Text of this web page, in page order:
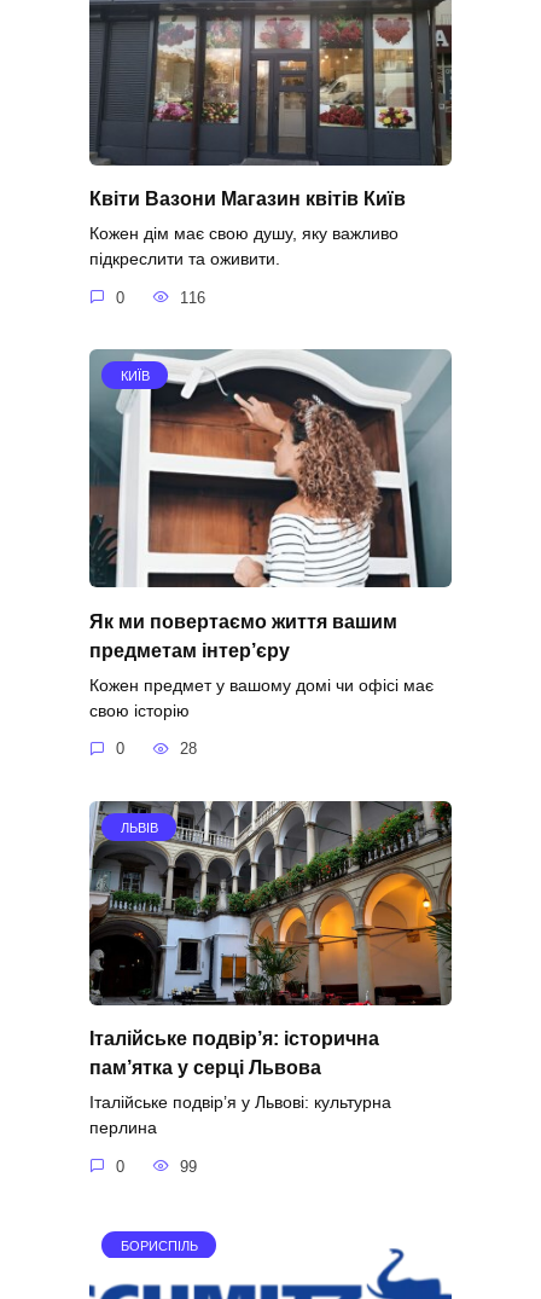
Квіти Вазони Магазин квітів Київ
Кожен дім має свою душу, яку важливо
підкреслити та оживити.
0 116
КИЇВ
Як ми повертаємо життя вашим
предметам інтер’єру
Кожен предмет у вашому домі чи офісі має
свою історію
0 28
ЛЬВІВ
Італійське подвір’я: історична
пам’ятка у серці Львова
Італійське подвір’я у Львові: культурна
перлина
0 99
БОРИСПІЛЬ